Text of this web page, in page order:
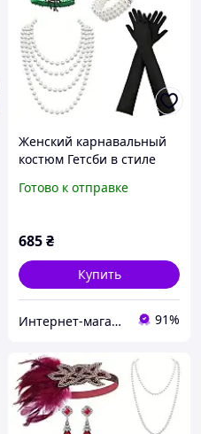
Женский карнавальный
костюм Гетсби в стиле
Готово к отправке
685₴
Купить
Интернет-магазин "ЕXCLUSIVE" 91%